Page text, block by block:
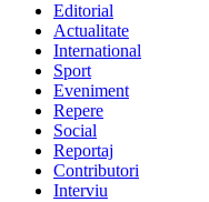
Editorial
Actualitate
International
Sport
Eveniment
Repere
Social
Reportaj
Contributori
Interviu